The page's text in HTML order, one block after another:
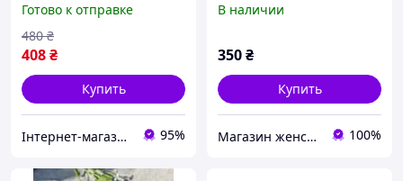
ПУШ АП СУПЕР 85CD
90CD 95CD для поднятия
большой груди
Готово к отправке
408₴
480 ₴
Купить
Інтернет-магазин товарів для дому "The Rechi" 95%
В наличии
350₴
Купить
Магазин женского белья - Bretelie 100%